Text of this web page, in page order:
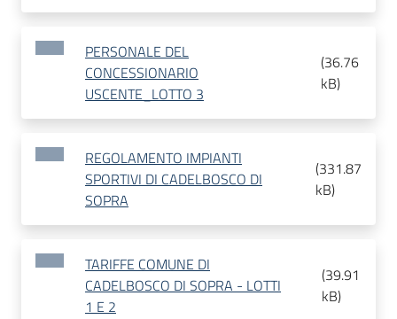
PERSONALE DEL
CONCESSIONARIO
USCENTE_LOTTO 3
(36.76
kB)
REGOLAMENTO IMPIANTI
SPORTIVI DI CADELBOSCO DI
SOPRA
(331.87
kB)
TARIFFE COMUNE DI
CADELBOSCO DI SOPRA - LOTTI
1 E 2
(39.91
kB)